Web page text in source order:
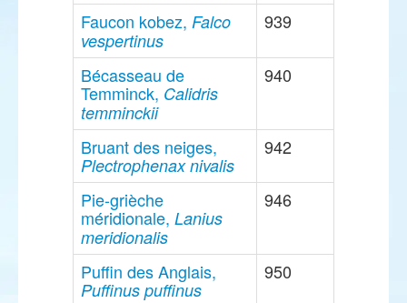
Faucon kobez, Falco
vespertinus
939
Bécasseau de
Temminck, Calidris
temminckii
940
Bruant des neiges,
Plectrophenax nivalis
942
Pie-grièche
méridionale, Lanius
meridionalis
946
Puffin des Anglais,
Puffinus puffinus
950